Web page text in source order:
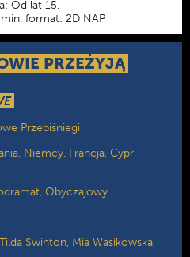
Od lat 15.
format: 2D NAP
PRZEŻYJĄ
Przebiśniegi
Niemcy, Francja, Cypr,
Obyczajowy
Swinton, Mia Wasikowska,